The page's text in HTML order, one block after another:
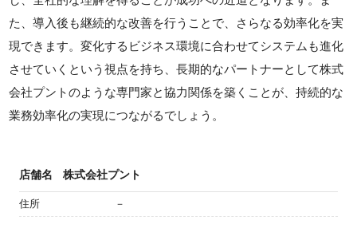
た、導入後も継続的な改善を行うことで、さらなる効率化を実
現できます。変化するビジネス環境に合わせてシステムも進化
させていくという視点を持ち、長期的なパートナーとして株式
会社プントのような専門家と協力関係を築くことが、持続的な
業務効率化の実現につながるでしょう。
店舗名 株式会社プント
住所 －